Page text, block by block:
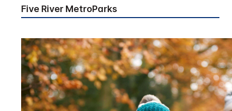
Five River MetroParks